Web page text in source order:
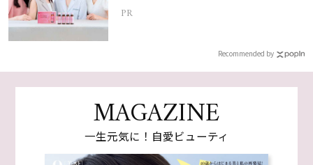
PR
Recommended by
MAGAZINE
一生元気に！自愛ビューティ